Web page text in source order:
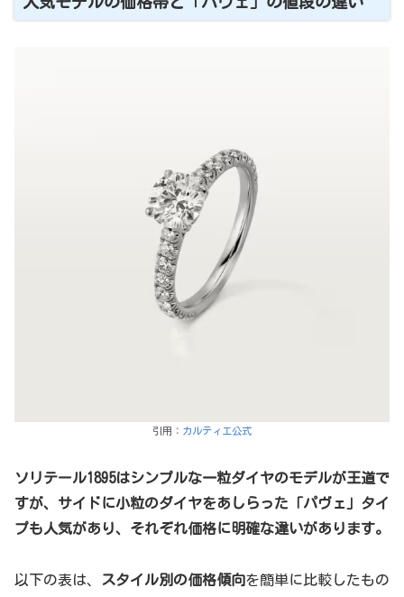
引用： カルティエ公式
ソリテール1895はシンプルな一粒ダイヤのモデルが王道で
すが、サイドに小粒のダイヤをあしらった「パヴェ」タイ
プも人気があり、それぞれ価格に明確な違いがあります。
以下の表は、 スタイル別の価格傾向を簡単に比較したもの